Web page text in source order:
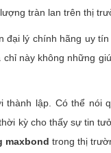
tràn lan trên thị
lý chính hãng uy
này không những
thành lập. Có thể nói
kỳ cho thấy sự tin
maxbond trong thị